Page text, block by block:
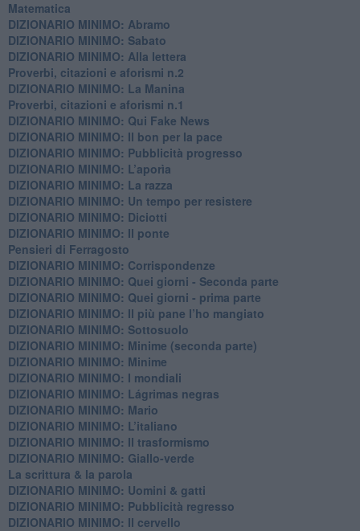
​Matematica
DIZIONARIO MINIMO: Abramo
DIZIONARIO MINIMO: Sabato
​DIZIONARIO MINIMO: Alla lettera
Proverbi, citazioni e aforismi n.2
DIZIONARIO MINIMO: La Manina
​Proverbi, citazioni e aforismi n.1
DIZIONARIO MINIMO: Qui Fake News
DIZIONARIO MINIMO: ​Il bon per la pace
DIZIONARIO MINIMO: Pubblicità progresso
DIZIONARIO MINIMO: L’aporìa
DIZIONARIO MINIMO: La razza
DIZIONARIO MINIMO: Un tempo per resistere
DIZIONARIO MINIMO: Diciotti
DIZIONARIO MINIMO: Il ponte
Pensieri di Ferragosto
DIZIONARIO MINIMO: Corrispondenze
DIZIONARIO MINIMO: Quei giorni - Seconda parte
DIZIONARIO MINIMO: Quei giorni - prima parte
DIZIONARIO MINIMO: Il più pane l’ho mangiato
DIZIONARIO MINIMO: Sottosuolo
DIZIONARIO MINIMO: Minime (seconda parte)
DIZIONARIO MINIMO: Minime
DIZIONARIO MINIMO: ​I mondiali
DIZIONARIO MINIMO: ​Lágrimas negras
DIZIONARIO MINIMO: Mario
DIZIONARIO MINIMO: L’italiano
DIZIONARIO MINIMO: Il trasformismo
DIZIONARIO MINIMO: Giallo-verde
La scrittura & la parola
​DIZIONARIO MINIMO: Uomini & gatti
DIZIONARIO MINIMO: ​Pubblicità regresso
DIZIONARIO MINIMO: Il cervello